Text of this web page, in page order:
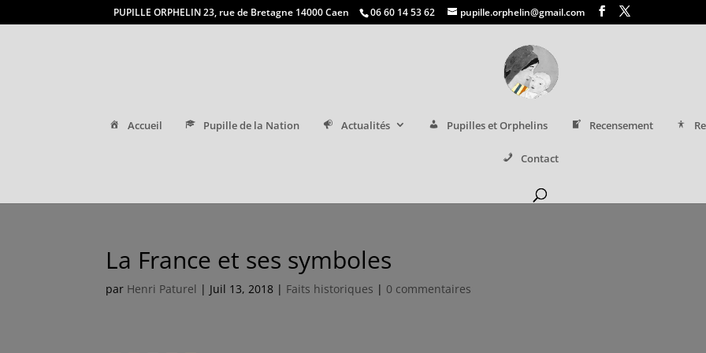
PUPILLE ORPHELIN 23, rue de Bretagne 14000 Caen 06 60 14 53 62 pupille.orphelin@gmail.com
Accueil Pupille de la Nation Actualités Pupilles et Orphelins Recensement
Contact
La France et ses symboles
par Henri Paturel | Juil 13, 2018 | Faits historiques | 0 commentaires